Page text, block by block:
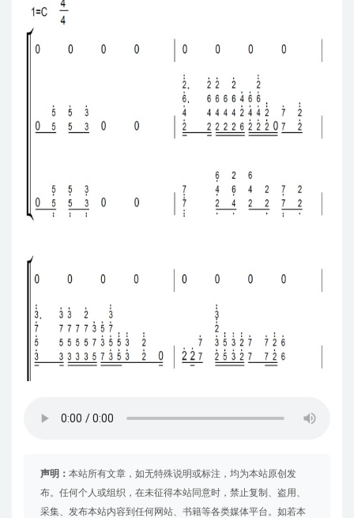
声明： 本站所有文章，如无特殊说明或标注，均为本站原创发
布。任何个人或组织，在未征得本站同意时，禁止复制、盗用、
采集、发布本站内容到任何网站、书籍等各类媒体平台。如若本